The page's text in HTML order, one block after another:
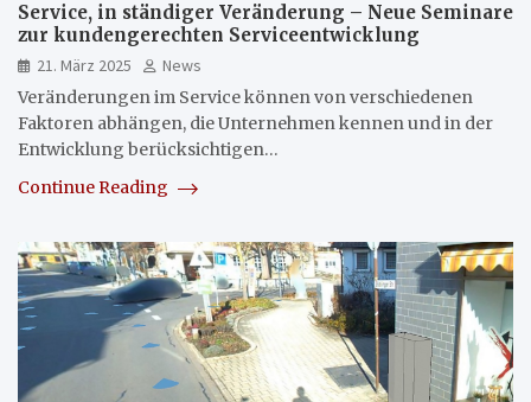
Service, in ständiger Veränderung – Neue Seminare
zur kundengerechten Serviceentwicklung
21. März 2025
News
Veränderungen im Service können von verschiedenen
Faktoren abhängen, die Unternehmen kennen und in der
Entwicklung berücksichtigen…
Continue Reading